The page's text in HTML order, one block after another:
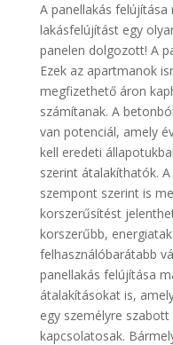
A panellakás
lakásfelújítást egy
panelen dolgozott! A
Ezek az apartmanok
megfizethető áron
számítanak. A
van potenciál, amely
kell eredeti
szerint átalakíthatók.
szempont szerint is
korszerűsítést
korszerűbb,
felhasználóbarátabb
panellakás felújítása
átalakításokat is,
egy személyre
kapcsolatosak.